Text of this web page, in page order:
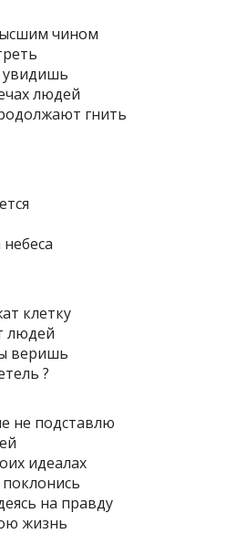
чином
увидишь
людей
гнить
клетку
людей
веришь
?
не подставлю
идеалах
на правду
жизнь